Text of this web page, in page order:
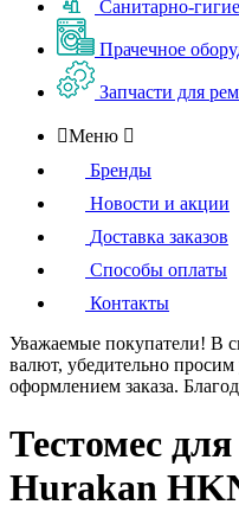
Санитарно-
Прачечное
Запчасти для
Меню 
Бренды
Новости и акции
Доставка заказов
Способы оплаты
Контакты
Уважаемые покупатели! В
валют, убедительно
оформлением заказа.
Тестомес
Hurakan